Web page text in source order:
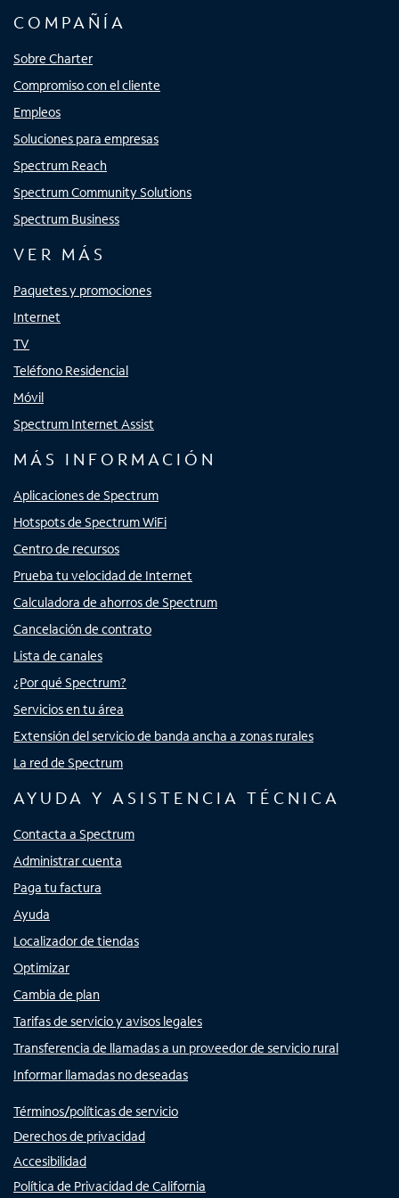
COMPAÑÍA
Sobre Charter
Compromiso con el cliente
Empleos
Soluciones para empresas
Spectrum Reach
Spectrum Community Solutions
Spectrum Business
VER MÁS
Paquetes y promociones
Internet
TV
Teléfono Residencial
Móvil
Spectrum Internet Assist
MÁS INFORMACIÓN
Aplicaciones de Spectrum
Hotspots de Spectrum WiFi
Centro de recursos
Prueba tu velocidad de Internet
Calculadora de ahorros de Spectrum
Cancelación de contrato
Lista de canales
¿Por qué Spectrum?
Servicios en tu área
Extensión del servicio de banda ancha a zonas rurales
La red de Spectrum
AYUDA Y ASISTENCIA TÉCNICA
Contacta a Spectrum
Administrar cuenta
Paga tu factura
Ayuda
Localizador de tiendas
Optimizar
Cambia de plan
Tarifas de servicio y avisos legales
Transferencia de llamadas a un proveedor de servicio rural
Informar llamadas no deseadas
Términos/políticas de servicio
Derechos de privacidad
Accesibilidad
Política de Privacidad de California